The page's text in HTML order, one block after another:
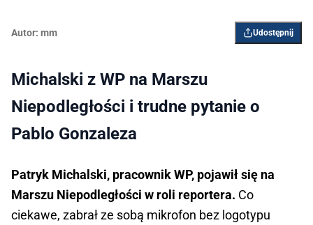
Autor: mm Udostępnij
Michalski z WP na Marszu
Niepodległości i trudne pytanie o
Pablo Gonzaleza
Patryk Michalski, pracownik WP, pojawił się na
Marszu Niepodległości w roli reportera. Co
ciekawe, zabrał ze sobą mikrofon bez logotypu